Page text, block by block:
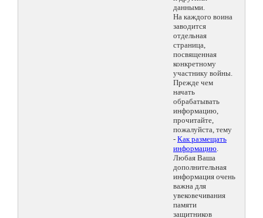
данными.
На каждого воина
заводится
отдельная
страница,
посвященная
конкретному
участнику войны.
Прежде чем
начать
обрабатывать
информацию,
прочитайте,
пожалуйста, тему
- Как размещать
информацию.
Любая Ваша
дополнительная
информация очень
важна для
увековечивания
памяти
защитников